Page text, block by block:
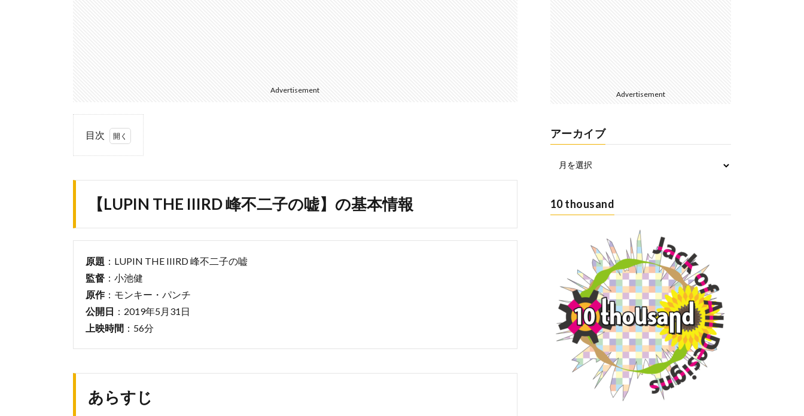
Advertisement
目次
1.
THE
IIIRD 峰
不二子
2.
あ
ら
じ
3.
感
GOOD
【LUPIN THE IIIRD 峰不二子の嘘】の基本情報
原題 ：LUPIN THE IIIRD 峰不二子の嘘
監督 ：小池健
原作：モンキー・パンチ
公開日 ：2019年5月31日
上映時間 ：56分
あらすじ
Advertisement
アーカイブ
10 thousand